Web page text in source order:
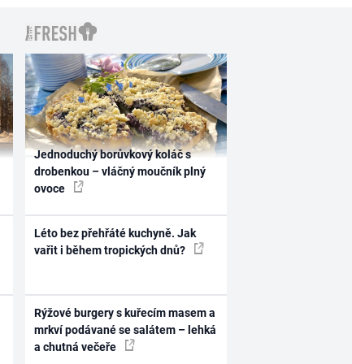
Jednoduchý borůvkový koláč s
drobenkou – vláčný moučník plný
ovoce
Léto bez přehřáté kuchyně. Jak
vařit i během tropických dnů?
Rýžové burgery s kuřecím masem a
mrkví podávané se salátem – lehká
a chutná večeře